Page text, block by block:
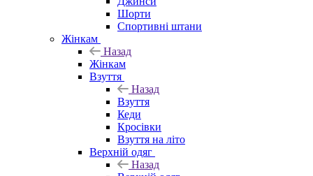
Шорти
Спортивні штани
Жінкам
Назад
Жінкам
Взуття
Назад
Взуття
Кеди
Кросівки
Взуття на літо
Верхній одяг
Назад